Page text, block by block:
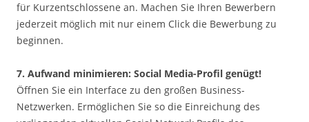
für Kurzentschlossene an. Machen Sie Ihren Bewerbern
jederzeit möglich mit nur einem Click die Bewerbung zu
beginnen.
7. Aufwand minimieren: Social Media-Profil genügt!
Öffnen Sie ein Interface zu den großen Business-
Netzwerken. Ermöglichen Sie so die Einreichung des